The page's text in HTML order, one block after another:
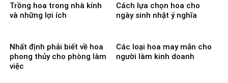
Trồng hoa trong nhà kính
và những lợi ích
Cách lựa chọn hoa cho
ngày sinh nhật ý nghĩa
Nhất định phải biết về hoa
phong thủy cho phòng làm
việc
Các loại hoa may mắn cho
người làm kinh doanh